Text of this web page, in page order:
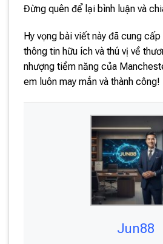
Đừng quên để lại bình luận và
Hy vọng bài viết này đã cung
thông tin hữu ích và thú vị về
nhượng tiềm năng của
em luôn may mắn và thành công!
Jun88